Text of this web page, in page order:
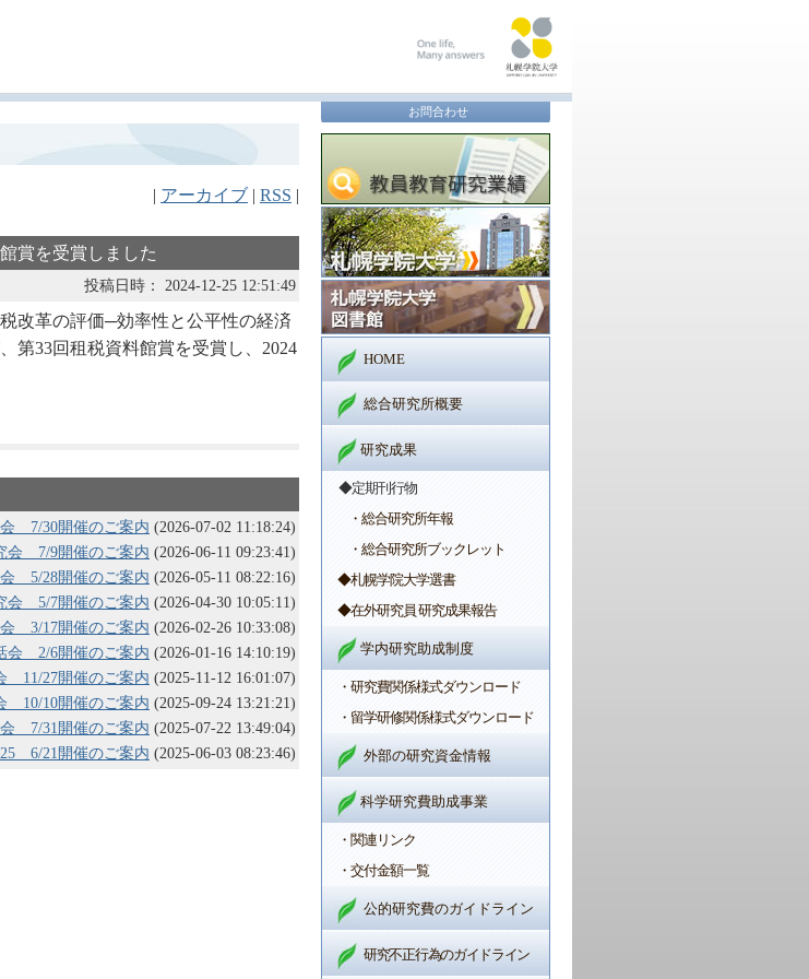
| アーカイブ | RSS |
賞を受賞しました
投稿日時： 2024-12-25 12:51:49
改革の評価─効率性と公平性の経済
第33回租税資料館賞を受賞し、2024
7/30開催のご案内 (2026-07-02 11:18:24)
会 7/9開催のご案内 (2026-06-11 09:23:41)
5/28開催のご案内 (2026-05-11 08:22:16)
会 5/7開催のご案内 (2026-04-30 10:05:11)
3/17開催のご案内 (2026-02-26 10:33:08)
会 2/6開催のご案内 (2026-01-16 14:10:19)
11/27開催のご案内 (2025-11-12 16:01:07)
10/10開催のご案内 (2025-09-24 13:21:21)
7/31開催のご案内 (2025-07-22 13:49:04)
6/21開催のご案内 (2025-06-03 08:23:46)
お問合わせ
HOME
総合研究所概要
研究成果
◆定期刊行物
・総合研究所年報
・総合研究所ブックレット
◆札幌学院大学選書
◆在外研究員 研究成果報告
学内研究助成制度
・研究費関係様式ダウンロード
・留学研修関係様式ダウンロード
外部の研究資金情報
科学研究費助成事業
・関連リンク
・交付金額一覧
公的研究費のガイドライン
研究不正行為のガイドライン